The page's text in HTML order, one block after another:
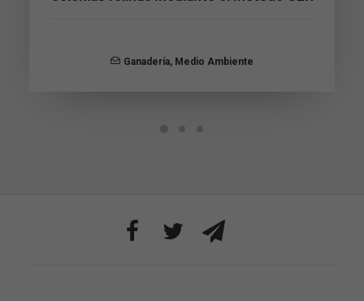
Ganadería, Medio Ambiente
web.
base a cómo
se usa la web.